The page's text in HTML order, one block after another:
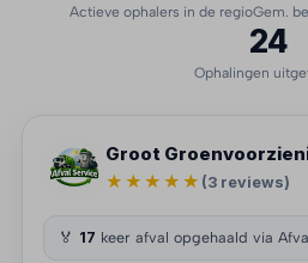
Actieve ophalers in de regioGem.
24
Ophalingen
Groot
★★★★★ (3 reviews)
🏅 17 keer afval opgehaald via